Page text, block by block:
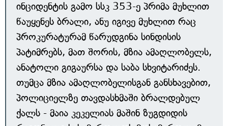
ინციდენტის გამო სსკ 353-ე პრიმა მუხლით
წაუყენეს ბრალი, ანუ იგივე მუხლით რაც
პროკურატურამ წარუდგინა სინდისის
პატიმრებს, მათ შორის, მზია ამაღლობელს,
ანატოლი გიგაურსა და საბა სხვიტარიძეს.
თუმცა მზია ამაღლობელისგან განსხავებით,
პოლიციელზე თავდასხმაში ბრალდებულ
ქალს - მაია კეკელიას მაშინ ზუგდიდის